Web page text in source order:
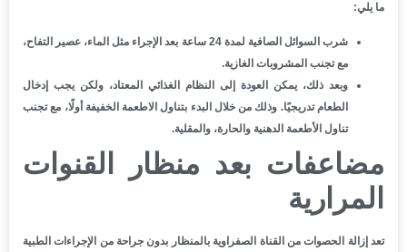
ما يلي:
شرب السوائل الصافية لمدة 24 ساعة بعد الإجراء مثل الماء، عصير التفاح،
مع تجنب المشروبات الغازية.
وبعد ذلك، يمكن العودة إلى النظام الغذائي المعتاد، ولكن يجب إدخال
الطعام تدريجيًا. وذلك من خلال البدء بتناول الاطعمة الخفيفة أولًا، مع تجنب
تناول الأطعمة الدهنية والحارة، والمقلية.
مضاعفات بعد منظار القنوات
المرارية
تعد إزالة الحصوات من القناة الصفراوية بالمنظار بدون جراحة من الإجراءات الطبية